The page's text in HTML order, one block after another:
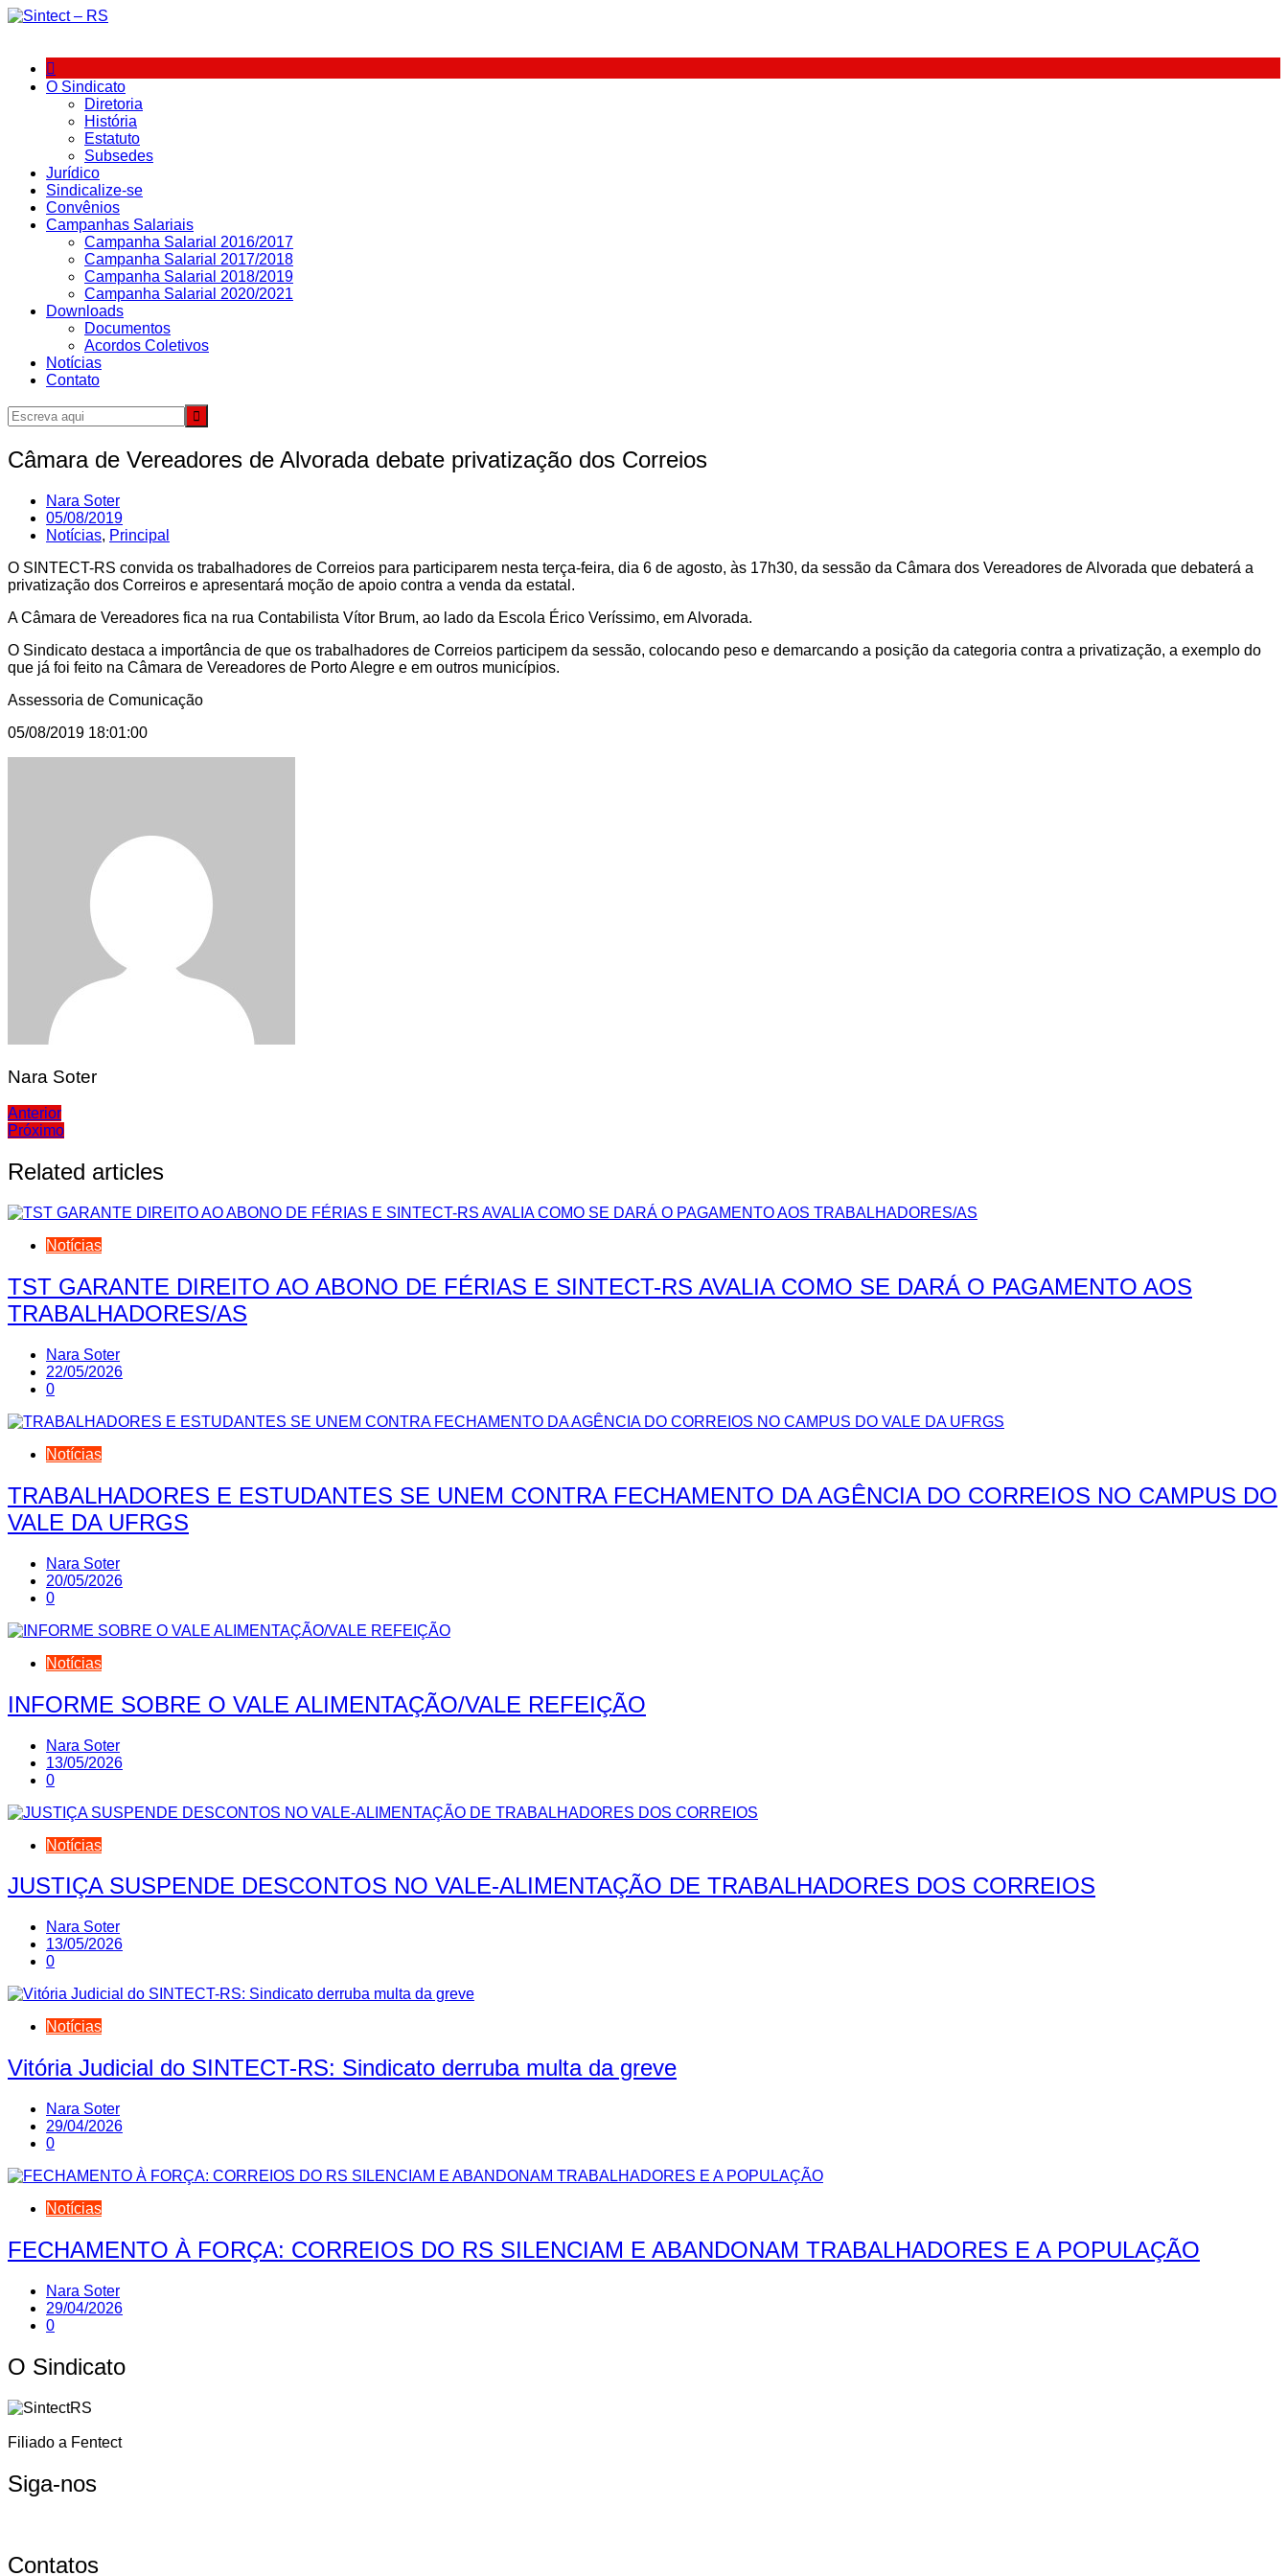
Ir
conteúdo
O Sindicato
Diretoria
História
Estatuto
Subsedes
Jurídico
Sindicalize-se
Convênios
Campanhas Salariais
Campanha Salarial 2016/2017
Campanha Salarial 2017/2018
Campanha Salarial 2018/2019
Campanha Salarial 2020/2021
Downloads
Documentos
Acordos Coletivos
Notícias
Contato
Câmara de Vereadores de Alvorada debate privatização dos Correios
Nara Soter
05/08/2019
Notícias, Principal
O SINTECT-RS convida os trabalhadores de Correios para participarem nesta terça-feira, dia 6 de agosto, às 17h30, da sessão da Câmara dos Vereadores de Alvorada que debaterá a
privatização dos Correiros e apresentará moção de apoio contra a venda da estatal.
A Câmara de Vereadores fica na rua Contabilista Vítor Brum, ao lado da Escola Érico Veríssimo, em Alvorada.
O Sindicato destaca a importância de que os trabalhadores de Correios participem da sessão, colocando peso e demarcando a posição da categoria contra a privatização, a exemplo do
que já foi feito na Câmara de Vereadores de Porto Alegre e em outros municípios.
Assessoria de Comunicação
05/08/2019 18:01:00
Nara Soter
Navegação
de
Post
Anterior
Próximo
Related articles
Notícias
TST GARANTE DIREITO AO ABONO DE FÉRIAS E SINTECT-RS AVALIA COMO SE DARÁ O PAGAMENTO AOS
TRABALHADORES/AS
Nara Soter
22/05/2026
0
Notícias
TRABALHADORES E ESTUDANTES SE UNEM CONTRA FECHAMENTO DA AGÊNCIA DO CORREIOS NO CAMPUS DO
VALE DA UFRGS
Nara Soter
20/05/2026
0
Notícias
INFORME SOBRE O VALE ALIMENTAÇÃO/VALE REFEIÇÃO
Nara Soter
13/05/2026
0
Notícias
JUSTIÇA SUSPENDE DESCONTOS NO VALE-ALIMENTAÇÃO DE TRABALHADORES DOS CORREIOS
Nara Soter
13/05/2026
0
Notícias
Vitória Judicial do SINTECT-RS: Sindicato derruba multa da greve
Nara Soter
29/04/2026
0
Notícias
FECHAMENTO À FORÇA: CORREIOS DO RS SILENCIAM E ABANDONAM TRABALHADORES E A POPULAÇÃO
Nara Soter
29/04/2026
0
O Sindicato
Filiado a Fentect
Siga-nos
Contatos